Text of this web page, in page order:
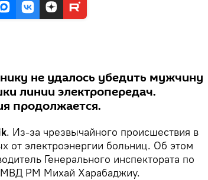
не удалось убедить мужчину
линии электропередач.
продолжается.
. Из-за чрезвычайного происшествия в
от электроэнергии больниц. Об этом
Генерального инспектората по
РМ Михай Харабаджиу.